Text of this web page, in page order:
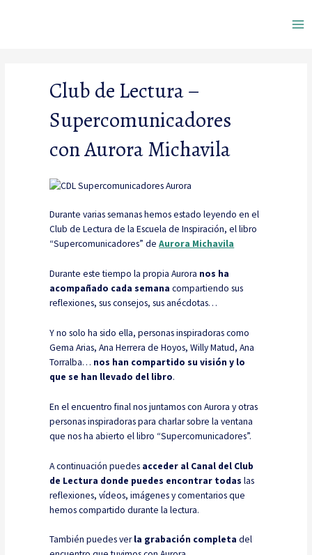
Club de Lectura –
Supercomunicadores
con Aurora Michavila
Durante varias semanas hemos estado leyendo en el
Club de Lectura de la Escuela de Inspiración, el libro
“Supercomunicadores” deAurora Michavila
Durante este tiempo la propia Aurora nos ha
acompañado cada semana compartiendo sus
reflexiones, sus consejos, sus anécdotas…
Y no solo ha sido ella, personas inspiradoras como
Gema Arias, Ana Herrera de Hoyos, Willy Matud, Ana
Torralba… nos han compartido su visión y lo
que se han llevado del libro.
En el encuentro final nos juntamos con Aurora y otras
personas inspiradoras para charlar sobre la ventana
que nos ha abierto el libro “Supercomunicadores”.
A continuación puedes acceder al Canal del Club
de Lectura donde puedes encontrar todas las
reflexiones, vídeos, imágenes y comentarios que
hemos compartido durante la lectura.
También puedes verla grabación completa del